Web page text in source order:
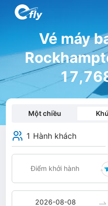
Vé máy
Một chiều
1 Hành khách